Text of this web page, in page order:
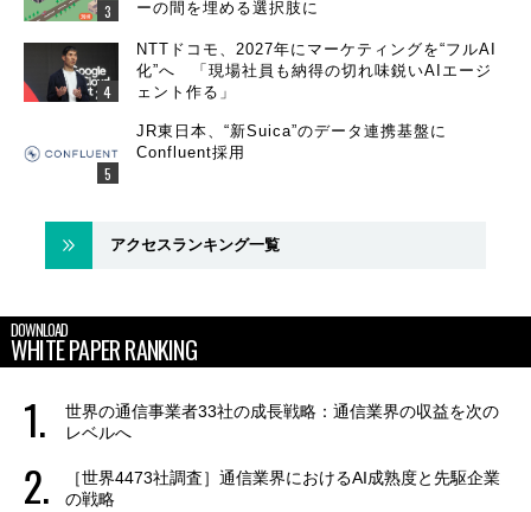
ーの間を埋める選択肢に
NTTドコモ、2027年にマーケティングを“フルAI
化”へ 「現場社員も納得の切れ味鋭いAIエージ
ェント作る」
JR東日本、“新Suica”のデータ連携基盤に
Confluent採用
アクセスランキング一覧
DOWNLOAD
WHITE PAPER RANKING
世界の通信事業者33社の成長戦略：通信業界の収益を次の
レベルへ
［世界4473社調査］通信業界におけるAI成熟度と先駆企業
の戦略